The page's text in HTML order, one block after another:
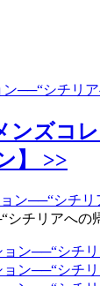
──“シチリ
ンズ
】 >>
シチリアへ